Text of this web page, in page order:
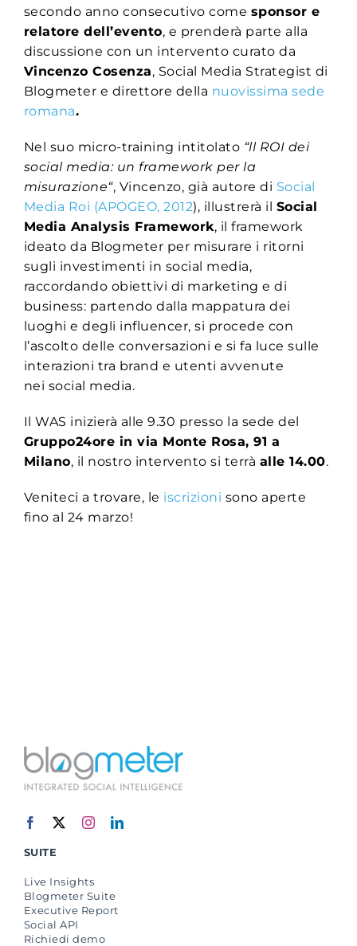
secondo anno consecutivo come sponsor e
relatore dell’evento, e prenderà parte alla
discussione con un intervento curato da
Vincenzo Cosenza, Social Media Strategist di
Blogmeter e direttore della nuovissima sede
romana.
Nel suo micro-training intitolato “ll ROI dei
social media: un framework per la
misurazione“, Vincenzo, già autore di Social
Media Roi (APOGEO, 2012), illustrerà il Social
Media Analysis Framework, il framework
ideato da Blogmeter per misurare i ritorni
sugli investimenti in social media,
raccordando obiettivi di marketing e di
business: partendo dalla mappatura dei
luoghi e degli influencer, si procede con
l’ascolto delle conversazioni e si fa luce sulle
interazioni tra brand e utenti avvenute
nei social media.
Il WAS inizierà alle 9.30 presso la sede del
Gruppo24ore in via Monte Rosa, 91 a
Milano, il nostro intervento si terrà alle 14.00.
Veniteci a trovare, le iscrizioni sono aperte
fino al 24 marzo!
SUITE
Live Insights
Blogmeter Suite
Executive Report
Social API
Richiedi demo